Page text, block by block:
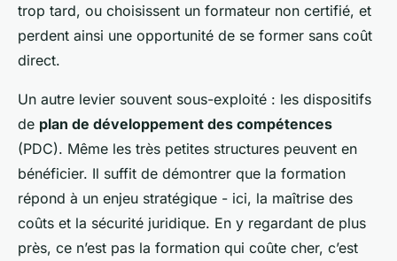
trop tard, ou choisissent un formateur non certifié, et
perdent ainsi une opportunité de se former sans coût
direct.
Un autre levier souvent sous-exploité : les dispositifs
de plan de développement des compétences
(PDC). Même les très petites structures peuvent en
bénéficier. Il suffit de démontrer que la formation
répond à un enjeu stratégique - ici, la maîtrise des
coûts et la sécurité juridique. En y regardant de plus
près, ce n’est pas la formation qui coûte cher, c’est